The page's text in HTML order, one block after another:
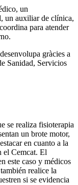
un
un auxiliar de clínica,
para atender
gràcies a
Sanidad, Servicios
se realiza fisioterapia
un brote motor,
en cuanto a la
el Cemcat. El
este caso y médicos
realice la
si se evidencia